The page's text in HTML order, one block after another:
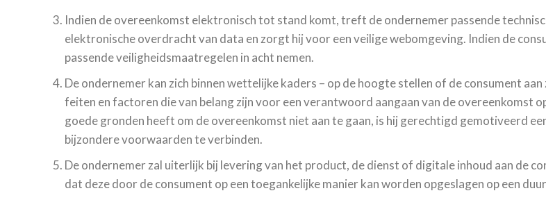
Indien de overeenkomst elektronisch tot stand komt, treft de ondernemer passende
elektronische overdracht van data en zorgt hij voor een veilige webomgeving. Indien de
passende veiligheidsmaatregelen in acht nemen.
De ondernemer kan zich binnen wettelijke kaders – op de hoogte stellen of de consument
feiten en factoren die van belang zijn voor een verantwoord aangaan van de overeenkomst
goede gronden heeft om de overeenkomst niet aan te gaan, is hij gerechtigd gemotiveerd
bijzondere voorwaarden te verbinden.
De ondernemer zal uiterlijk bij levering van het product, de dienst of digitale inhoud aan de
dat deze door de consument op een toegankelijke manier kan worden opgeslagen op een